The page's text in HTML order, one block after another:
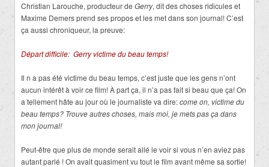
Christian Larouche, producteur de Gerry, dit des choses ridicules et
Maxime Demers prend ses propos et les met dans son journal! C’est
ça aussi chroniqueur, la preuve:
Départ difficile: Gerry victime du beau temps!
Il n a pas été victime du beau temps, c’est juste que les gens n’ont
aucun intérêt à voir ce film! À part ça, il n’a pas fait si beau que ça! On
a tellement hâte au jour où le journaliste va dire:come on, victime du
beau temps? Trouve autres choses, mais moi, je mets pas ça dans
mon journal!
Peut-être que plus de monde serait allé le voir si vous n’en aviez pas
autant parlé ! On avait quasiment vu tout le film avant même sa sortie!